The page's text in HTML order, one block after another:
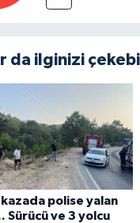
da ilginizi
polise yalan
Sürücü ve 3 yolcu